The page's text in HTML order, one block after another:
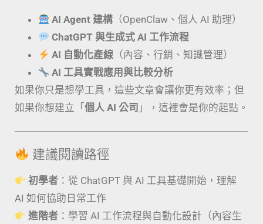
AI Agent 建構 （OpenClaw、個人 AI 助理）
ChatGPT 與生成式 AI 工作流程
AI 自動化產線 （內容、行銷、知識管理）
AI 工具實戰應用與比較分析
如果你只是想學工具，這些文章會讓你更有效率；但
如果你想建立「 個人 AI 公司 」，這裡會是你的起點。
建議閱讀路徑
初學者 ：從 ChatGPT 與 AI 工具基礎開始，理解
AI 如何協助日常工作
進階者 ：學習 AI 工作流程與自動化設計（內容生